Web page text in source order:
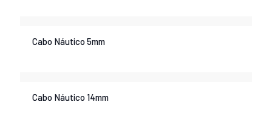
Cabo Náutico 5mm
Cabo Náutico 14mm